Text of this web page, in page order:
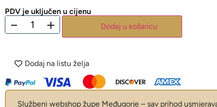
PDV je uključen u cijenu
− + Dodaj u košaricu
Dodaj na listu želja
Službeni webshop župe Međugorje – sav prihod